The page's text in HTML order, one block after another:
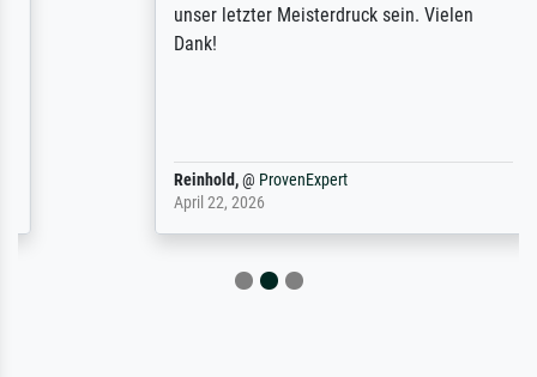
unser letzter Meisterdruck sein. Vielen
@ProvenExpert
April 22, 2026